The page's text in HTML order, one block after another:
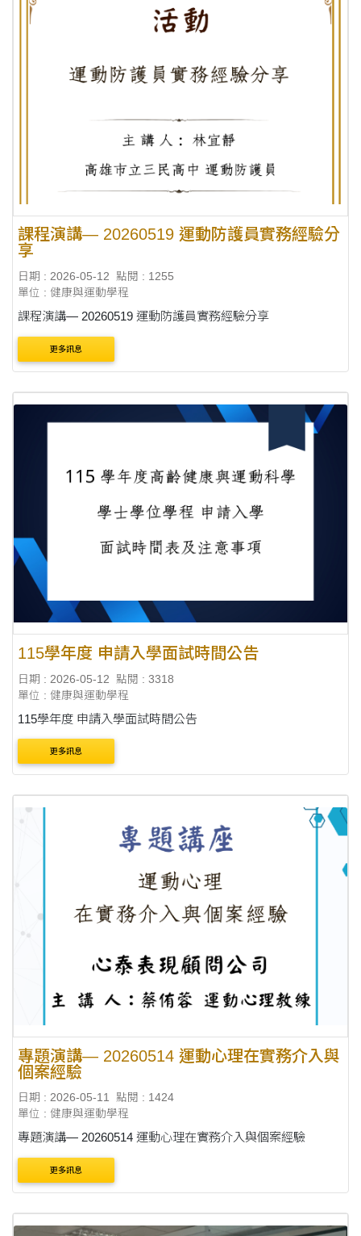
課程演講— 20260519 運動防護員實務經驗分
享
日期 : 2026-05-12
點閱 : 1255
單位 : 健康與運動學程
課程演講— 20260519 運動防護員實務經驗分享
更多訊息
115學年度 申請入學面試時間公告
日期 : 2026-05-12
點閱 : 3318
單位 : 健康與運動學程
115學年度 申請入學面試時間公告
更多訊息
專題演講— 20260514 運動心理在實務介入與
個案經驗
日期 : 2026-05-11
點閱 : 1424
單位 : 健康與運動學程
專題演講— 20260514 運動心理在實務介入與個案經驗
更多訊息